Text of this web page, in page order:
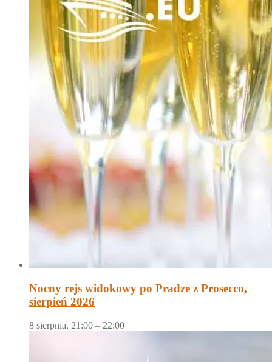
Nocny rejs widokowy po Pradze z Prosecco,
sierpień 2026
8 sierpnia, 21:00 – 22:00